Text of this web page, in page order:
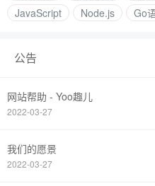
JavaScript
Node.js Go
公告
网站帮助 - Yoo趣儿
2022-03-27
我们的愿景
2022-03-27